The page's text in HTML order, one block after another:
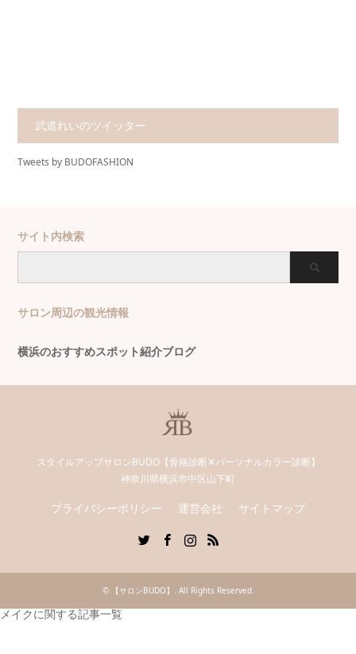
武道れいのツイッター
Tweets by BUDOFASHION
サイト内検索
サロン周辺の観光情報
横浜のおすすめスポット紹介ブログ
スタイルアップサロンBUDO【骨格診断✕パーソナルカラー診断】
神奈川県横浜市中区山下町
プライバシーポリシー 運営会社
サイトマップ
RSS
© 【サロンBUDO】 . All Rights Reserved.
メイクに関する記事一覧